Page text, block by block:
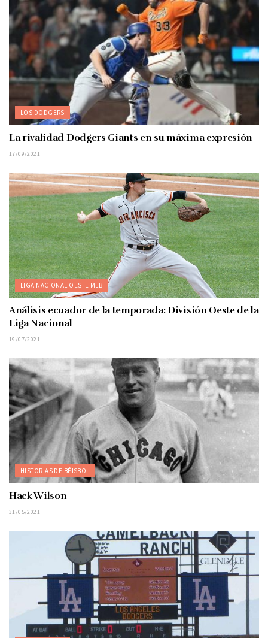
LOS DODGERS
La rivalidad Dodgers Giants en su máxima expresión
17/09/2021
LIGA NACIONAL OESTE MLB
Análisis ecuador de la temporada: División Oeste de la
Liga Nacional
19/07/2021
HISTORIAS DE BÉISBOL
Hack Wilson
31/05/2021